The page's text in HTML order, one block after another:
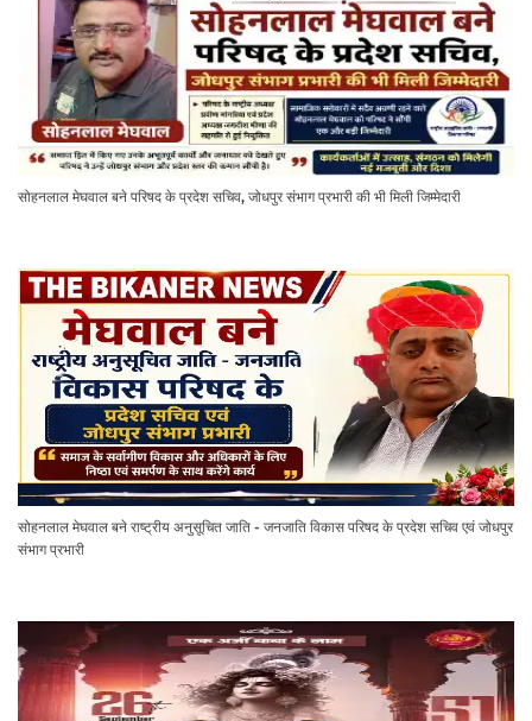
सोहनलाल मेघवाल बने परिषद के प्रदेश सचिव, जोधपुर संभाग प्रभारी की भी मिली जिम्मेदारी
सोहनलाल मेघवाल बने राष्ट्रीय अनुसूचित जाति - जनजाति विकास परिषद के प्रदेश सचिव एवं जोधपुर
संभाग प्रभारी